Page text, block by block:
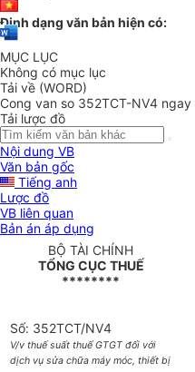
Định dạng văn bản hiện có:
MỤC LỤC
Không có mục lục
Tải về (WORD)
Cong van so 352TCT-NV4
Tải lược đồ
Nội dung VB
Văn bản gốc
Tiếng anh
Lược đồ
VB liên quan
Bản án áp dụng
BỘ TÀI CHÍNH
TỔNG CỤC THUẾ
********
Số: 352TCT/NV4
V/v thuế suất thuế GTGT đối với
dịch vụ sửa chữa máy móc, thiết bị